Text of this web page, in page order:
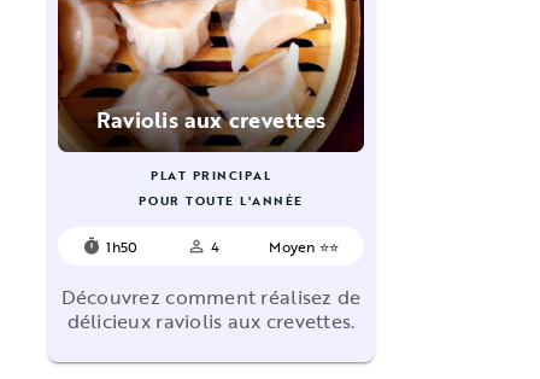
Raviolis aux crevettes
PLAT PRINCIPAL
POUR TOUTE L'ANNÉE
timer 1h50 person_outline 4 Moyen ⭐⭐
Découvrez comment réalisez de
délicieux raviolis aux crevettes.